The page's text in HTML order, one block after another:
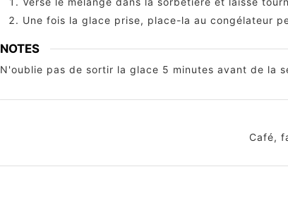
Une fois la glace prise, place-la au congélateur
NOTES
N'oublie pas de sortir la glace 5 minutes avant de la
Café,